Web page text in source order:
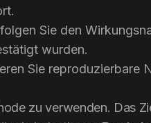
Sie den
wurden.
Sie reproduzierbare
zu verwenden. Das